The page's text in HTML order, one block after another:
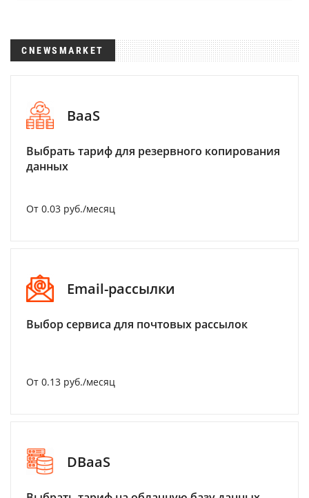
CNEWSMARKET
BaaS
Выбрать тариф для резервного копирования
данных
От 0.03 руб./месяц
Email-рассылки
Выбор сервиса для почтовых рассылок
От 0.13 руб./месяц
DBaaS